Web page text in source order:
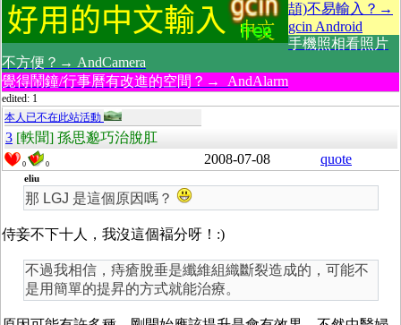
頡)不易輸入？→
gcin Android
手機照相看照片
不方便？→ AndCamera
覺得鬧鐘/行事曆有改進的空間？→ AndAlarm
edited: 1
本人已不在此站活動
3 [軼聞] 孫思邈巧治脫肛
0 0 2008-07-08 quote
eliu
那 LGJ 是這個原因嗎？
侍妾不下十人，我沒這個褔分呀！:)
不過我相信，痔瘡脫垂是纖維組織斷裂造成的，可能不
是用簡單的提昇的方式就能治療。